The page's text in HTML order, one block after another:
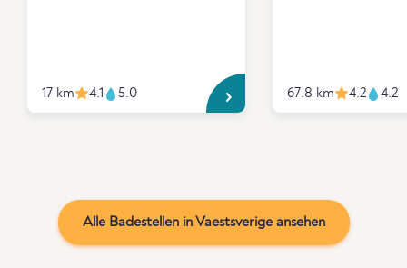
17 km 4.1 5.0 67.8 km 4.2 4.2
Alle Badestellen in Vaestsverige ansehen